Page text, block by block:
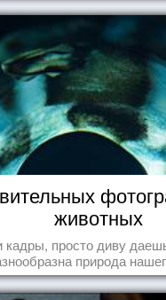
животных
кадры, просто диву
природа